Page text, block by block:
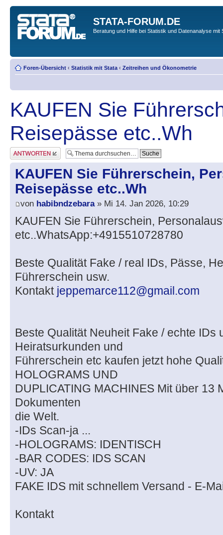
STATA-FORUM.DE
Beratung und Hilfe bei Statistik und Datenanalyse mit
Foren-Übersicht ‹ Statistik mit Stata ‹ Zeitreihen und Ökonometrie
KAUFEN Sie
Reisepässe etc..Wh
Antwort erstellen
KAUFEN Sie Führerschein,
Reisepässe etc..Wh
von habibndzebara» Mi 14. Jan 2026, 10:29
KAUFEN Sie Führerschein,
etc..WhatsApp:+4915510728780
Beste Qualität Fake / real IDs, Pässe,
Führerschein usw.
Kontakt jeppemarce112@gmail.com
Beste Qualität Neuheit Fake / echte IDs
Heiratsurkunden und
Führerschein etc kaufen jetzt hohe
HOLOGRAMS UND
DUPLICATING MACHINES Mit über 13
Dokumenten
die Welt.
-IDs Scan-ja ...
-HOLOGRAMS: IDENTISCH
-BAR CODES: IDS SCAN
-UV: JA
FAKE IDS mit schnellem Versand - E-
Kontakt